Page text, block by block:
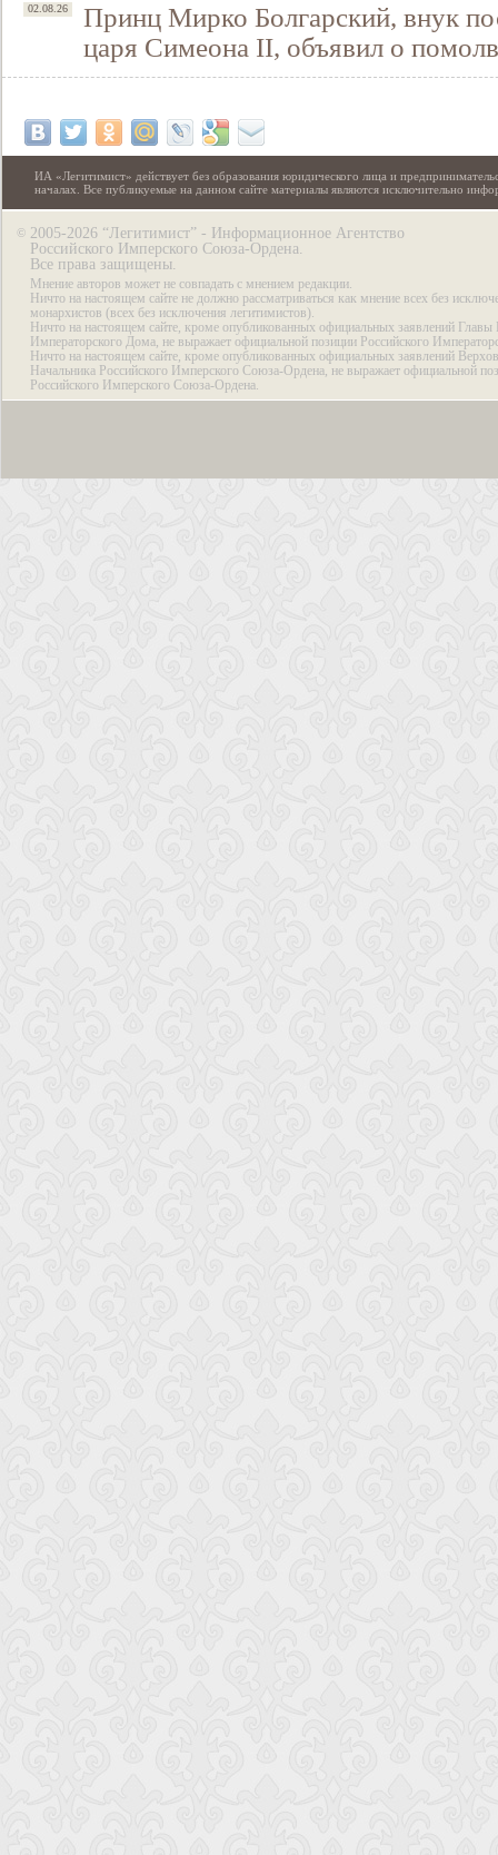
02.08.26
Принц Мирко Болгарский, внук
царя Симеона II, объявил о
ИА «Легитимист» действует без образования юридического лица и
началах. Все публикуемые на данном сайте материалы являются исключительно
© 2005-2026 “Легитимист” - Информационное Агентство
Российского Имперского Союза-Ордена.
Все права защищены.
Мнение авторов может не совпадать с мнением редакции.
Ничто на настоящем сайте не должно рассматриваться как мнение всех без
монархистов (всех без исключения легитимистов).
Ничто на настоящем сайте, кроме опубликованных официальных заявлений Главы
Императорского Дома, не выражает официальной позиции Российского
Ничто на настоящем сайте, кроме опубликованных официальных заявлений
Начальника Российского Имперского Союза-Ордена, не выражает официальной
Российского Имперского Союза-Ордена.